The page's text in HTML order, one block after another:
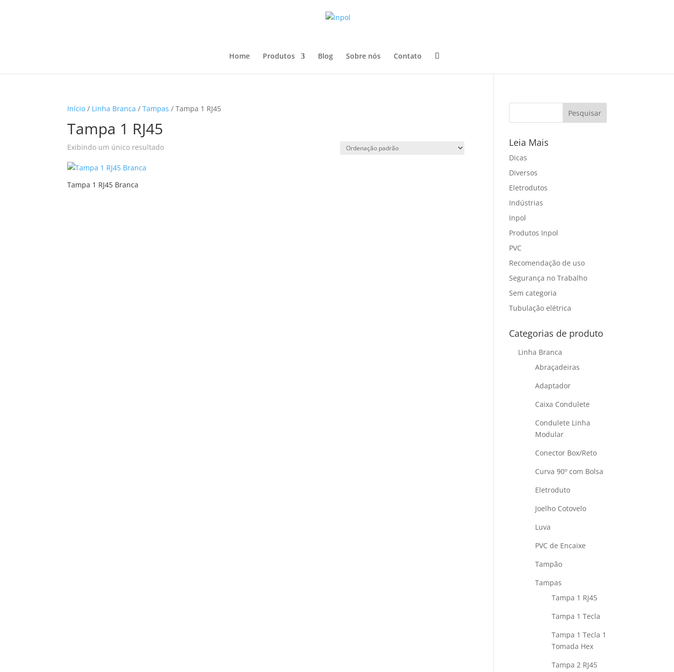
Home Produtos Blog Sobre nós Contato
Início / Linha Branca /Tampas / Tampa 1 RJ45
Tampa 1 RJ45
Exibindo um único resultado
Tampa 1 RJ45 Branca
Leia Mais
Dicas
Diversos
Eletrodutos
Indústrias
Inpol
Produtos Inpol
PVC
Recomendação de uso
Segurança no Trabalho
Sem categoria
Tubulação elétrica
Categorias de produto
Linha Branca
Abraçadeiras
Adaptador
Caixa Condulete
Condulete Linha
Modular
Conector Box/Reto
Curva 90º com Bolsa
Eletroduto
Joelho Cotovelo
Luva
PVC de Encaixe
Tampão
Tampas
Tampa 1 RJ45
Tampa 1 Tecla
Tampa 1 Tecla 1
Tomada Hex
Tampa 2 RJ45